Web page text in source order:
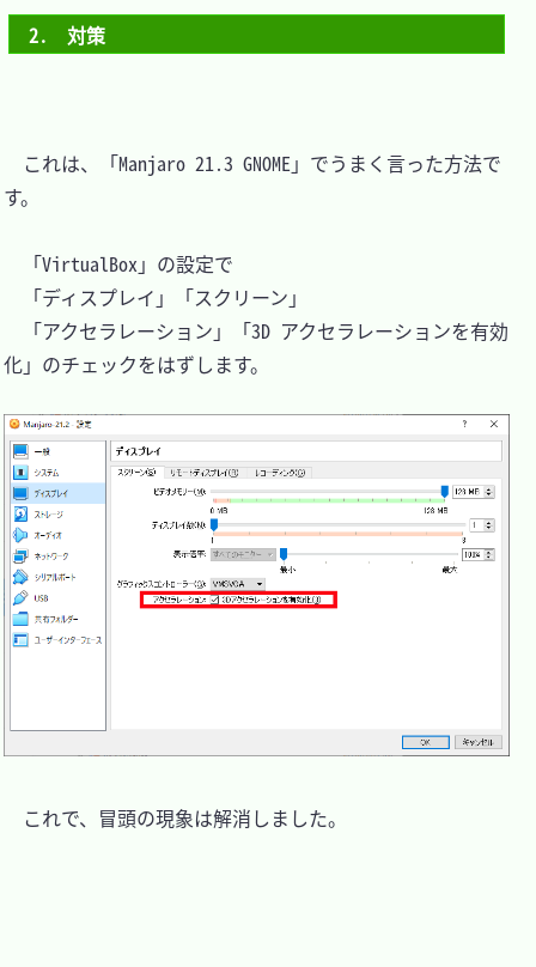
2.　対策
これは、「Manjaro 21.3 GNOME」でうまく言った方法で
す。
「VirtualBox」の設定で
「ディスプレイ」「スクリーン」
「アクセラレーション」「3D アクセラレーションを有効
化」のチェックをはずします。
これで、冒頭の現象は解消しました。